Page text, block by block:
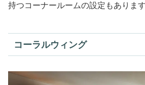
持つコーナールームの設定もあります
コーラルウィング